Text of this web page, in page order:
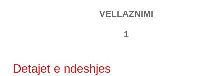
VELLAZNIMI
1
Detajet e ndeshjes